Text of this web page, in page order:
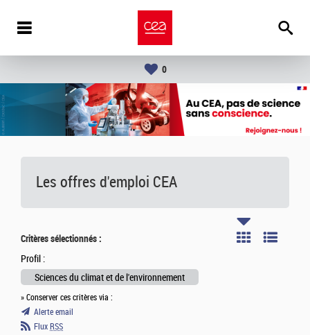
0
Les offres d'emploi CEA
Critères sélectionnés :
Profil :
Sciences du climat et de l'environnement
» Conserver ces critères via :
Alerte email
Flux RSS